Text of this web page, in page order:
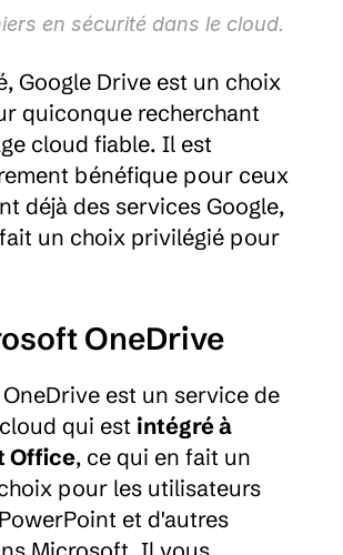
en sécurité dans le cloud.
Google Drive est un choix
quiconque recherchant
cloud fiable. Il est
bénéfique pour ceux
déjà des services Google,
un choix privilégié pour
OneDrive
est un service de
qui est intégré à
Office, ce qui en fait un
pour les utilisateurs
et d'autres